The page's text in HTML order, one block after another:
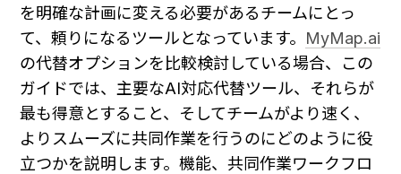
を明確な計画に変える必要があるチームにとっ
て、頼りになるツールとなっています。 MyMap.ai
の代替オプションを比較検討している場合、この
ガイドでは、主要なAI対応代替ツール、それらが
最も得意とすること、そしてチームがより速く、
よりスムーズに共同作業を行うのにどのように役
立つかを説明します。機能、共同作業ワークフロ